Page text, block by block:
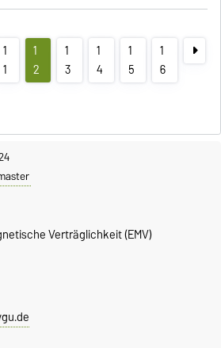
1
1
1
2
1
3
1
4
1
5
1
6
Verträglichkeit (EMV)